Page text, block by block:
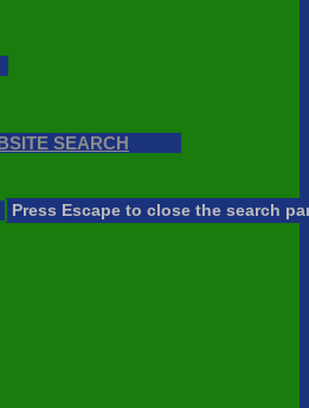
SEARCH
Press Escape to close the search